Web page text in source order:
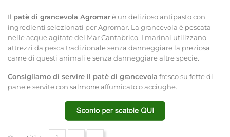
Il patè di grancevola Agromarè un delizioso antipasto con
ingredienti selezionati per Agromar. La grancevola è pescata
nelle acque agitate del Mar Cantabrico. I marinai utilizzano
attrezzi da pesca tradizionale senza danneggiare la preziosa
carne di questi animali e senza danneggiare altre specie.
Consigliamo di servire il patè di grancevola fresco su fette di
pane e servite con salmone affumicato o acciughe.